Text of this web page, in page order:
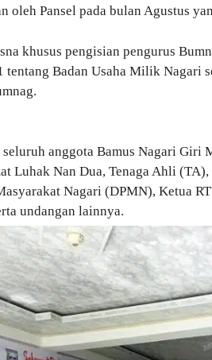
oleh Pansel pada bulan Agustus
khusus pengisian pengurus
tentang Badan Usaha Milik Nagari
anggota Bamus Nagari Giri
Luhak Nan Dua, Tenaga Ahli
Nagari (DPMN), Ketua
undangan lainnya.